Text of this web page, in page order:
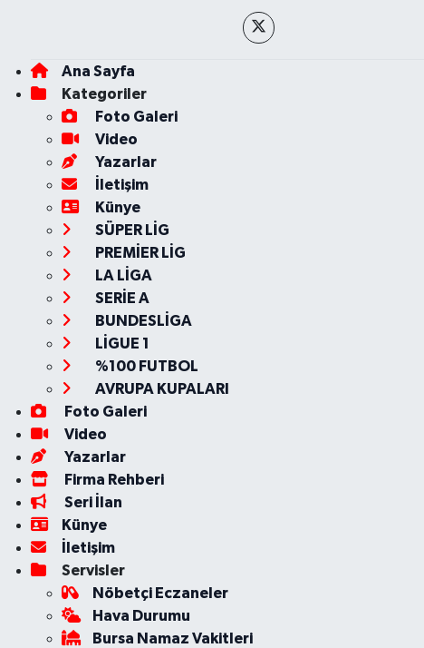
Ana Sayfa
Kategoriler
Foto Galeri
Video
Yazarlar
İletişim
Künye
SÜPER LİG
PREMİER LİG
LA LİGA
SERİE A
BUNDESLİGA
LİGUE 1
%100 FUTBOL
AVRUPA KUPALARI
Foto Galeri
Video
Yazarlar
Firma Rehberi
Seri İlan
Künye
İletişim
Servisler
Nöbetçi Eczaneler
Hava Durumu
Bursa Namaz Vakitleri